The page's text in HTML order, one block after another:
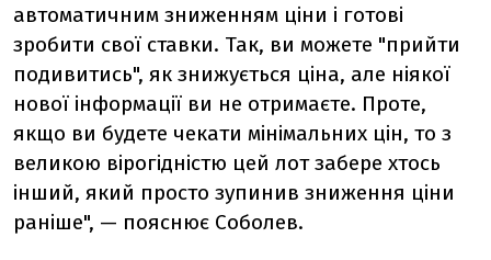
автоматичним зниженням ціни і готові
зробити свої ставки. Так, ви можете "прийти
подивитись", як знижується ціна, але ніякої
нової інформації ви не отримаєте. Проте,
якщо ви будете чекати мінімальних цін, то з
великою вірогідністю цей лот забере хтось
інший, який просто зупинив зниження ціни
раніше", — пояснює Соболев.